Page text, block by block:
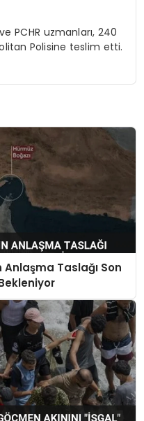
PCHR uzmanları, 240
Polisine teslim etti.
Anlaşma Taslağı Son